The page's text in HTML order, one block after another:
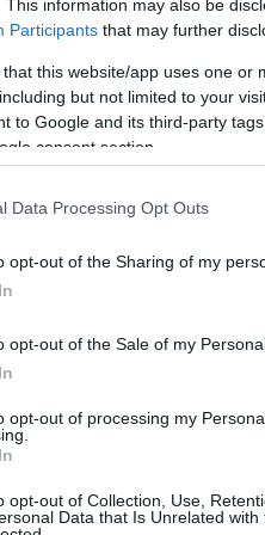
This information may also be
Participants that may further
that this website/app uses one
but not limited to your
to Google and its third-party
consent section.
Data Processing Opt Outs
opt-out of the Sharing of my
opt-out of the Sale of my
opt-out of processing my
opt-out of Collection, Use,
Data that Is Unrelated